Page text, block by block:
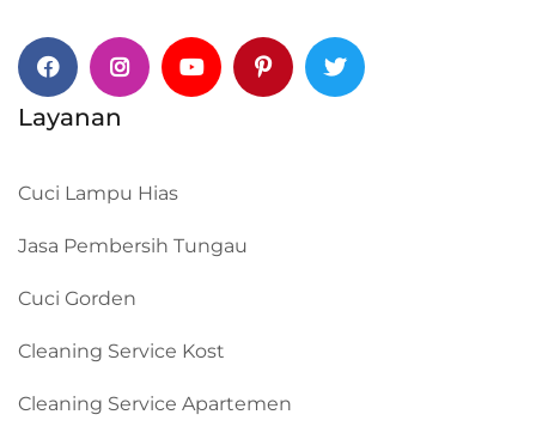
FacebookInstagram
Layanan
Cuci Lampu Hias
Jasa Pembersih Tungau
Cuci Gorden
Cleaning Service Kost
Cleaning Service Apartemen